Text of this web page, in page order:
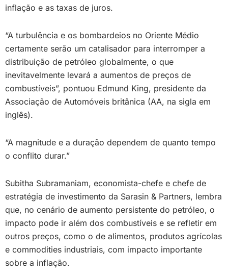
inflação e as taxas de juros.
“A turbulência e os bombardeios no Oriente Médio
certamente serão um catalisador para interromper a
distribuição de petróleo globalmente, o que
inevitavelmente levará a aumentos de preços de
combustíveis”, pontuou Edmund King, presidente da
Associação de Automóveis britânica (AA, na sigla em
inglês).
“A magnitude e a duração dependem de quanto tempo
o conflito durar.”
Subitha Subramaniam, economista-chefe e chefe de
estratégia de investimento da Sarasin & Partners, lembra
que, no cenário de aumento persistente do petróleo, o
impacto pode ir além dos combustíveis e se refletir em
outros preços, como o de alimentos, produtos agrícolas
e commodities industriais, com impacto importante
sobre a inflação.